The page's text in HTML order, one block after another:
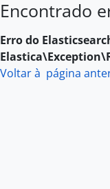
Skip to main content
Encontrado
Erro do
Voltar à página